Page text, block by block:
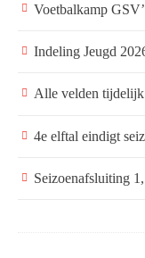
Voetbalkamp
Indeling Jeugd
Alle velden tijdelijk
4e elftal eindigt
Seizoenafsluiting